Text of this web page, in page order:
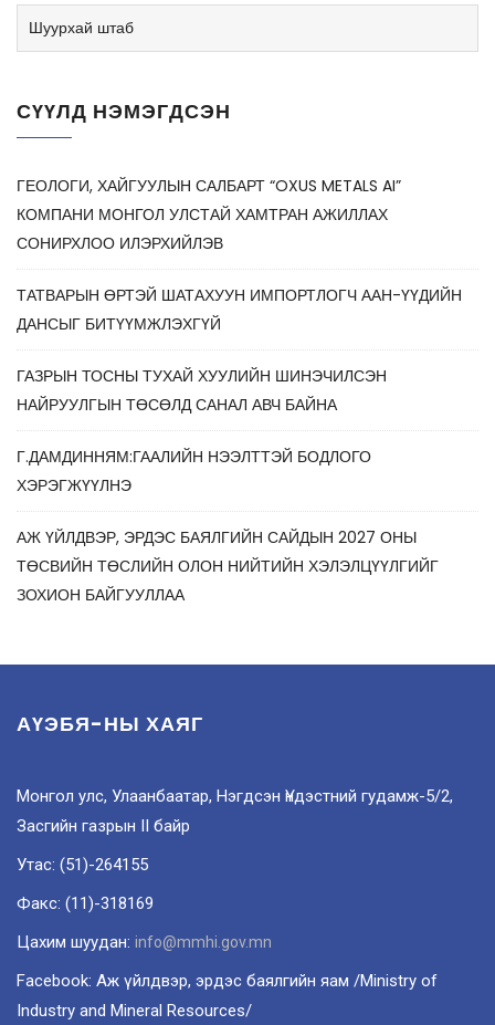
Шуурхай штаб
СҮҮЛД НЭМЭГДСЭН
ГЕОЛОГИ, ХАЙГУУЛЫН САЛБАРТ “OXUS METALS AI”
КОМПАНИ МОНГОЛ УЛСТАЙ ХАМТРАН АЖИЛЛАХ
СОНИРХЛОО ИЛЭРХИЙЛЭВ
ТАТВАРЫН ӨРТЭЙ ШАТАХУУН ИМПОРТЛОГЧ ААН-ҮҮДИЙН
ДАНСЫГ БИТҮҮМЖЛЭХГҮЙ
ГАЗРЫН ТОСНЫ ТУХАЙ ХУУЛИЙН ШИНЭЧИЛСЭН
НАЙРУУЛГЫН ТӨСӨЛД САНАЛ АВЧ БАЙНА
Г.ДАМДИННЯМ:ГААЛИЙН НЭЭЛТТЭЙ БОДЛОГО
ХЭРЭГЖҮҮЛНЭ
АЖ ҮЙЛДВЭР, ЭРДЭС БАЯЛГИЙН САЙДЫН 2027 ОНЫ
ТӨСВИЙН ТӨСЛИЙН ОЛОН НИЙТИЙН ХЭЛЭЛЦҮҮЛГИЙГ
ЗОХИОН БАЙГУУЛЛАА
АҮЭБЯ-НЫ ХАЯГ
Монгол улс, Улаанбаатар, Нэгдсэн Үндэстний гудамж-5/2,
Засгийн газрын II байр
Утас: (51)-264155
Факс: (11)-318169
Цахим шуудан: info@mmhi.gov.mn
Facebook: Аж үйлдвэр, эрдэс баялгийн яам /Ministry of
Industry and Mineral Resources/